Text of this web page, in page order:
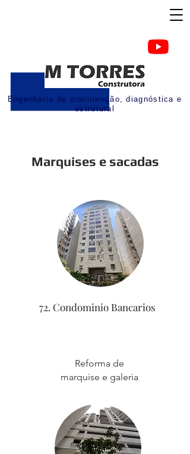
Engenharia de manutenção, diagnóstica e
estrutural
Marquises e sacadas
72. Condominio Bancarios
Reforma de
marquise e galeria